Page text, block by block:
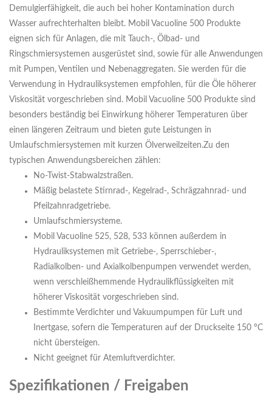
Demulgierfähigkeit, die auch bei hoher Kontamination durch
Wasser aufrechterhalten bleibt. Mobil Vacuoline 500 Produkte
eignen sich für Anlagen, die mit Tauch-, Ölbad- und
Ringschmiersystemen ausgerüstet sind, sowie für alle Anwendungen
mit Pumpen, Ventilen und Nebenaggregaten. Sie werden für die
Verwendung in Hydrauliksystemen empfohlen, für die Öle höherer
Viskosität vorgeschrieben sind. Mobil Vacuoline 500 Produkte sind
besonders beständig bei Einwirkung höherer Temperaturen über
einen längeren Zeitraum und bieten gute Leistungen in
Umlaufschmiersystemen mit kurzen Ölverweilzeiten.Zu den
typischen Anwendungsbereichen zählen:
No-Twist-Stabwalzstraßen.
Mäßig belastete Stirnrad-, Kegelrad-, Schrägzahnrad- und
Pfeilzahnradgetriebe.
Umlaufschmiersysteme.
Mobil Vacuoline 525, 528, 533 können außerdem in
Hydrauliksystemen mit Getriebe-, Sperrschieber-,
Radialkolben- und Axialkolbenpumpen verwendet werden,
wenn verschleißhemmende Hydraulikflüssigkeiten mit
höherer Viskosität vorgeschrieben sind.
Bestimmte Verdichter und Vakuumpumpen für Luft und
Inertgase, sofern die Temperaturen auf der Druckseite 150 °C
nicht übersteigen.
Nicht geeignet für Atemluftverdichter.
Spezifikationen / Freigaben